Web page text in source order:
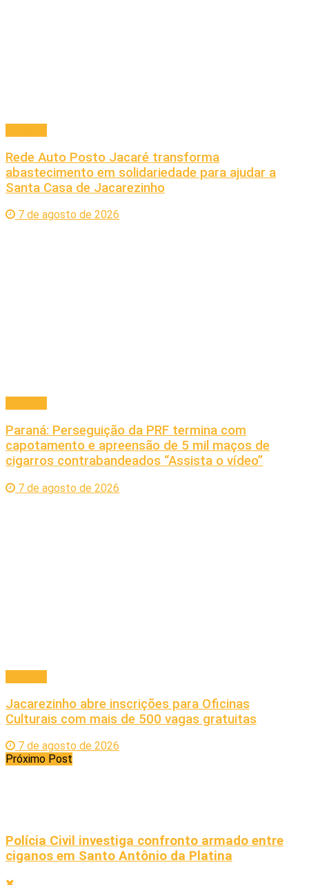
Rede Auto Posto Jacaré transforma
abastecimento em solidariedade para ajudar a
Santa Casa de Jacarezinho
7 de agosto de 2026
Paraná: Perseguição da PRF termina com
capotamento e apreensão de 5 mil maços de
cigarros contrabandeados “Assista o vídeo”
7 de agosto de 2026
Jacarezinho abre inscrições para Oficinas
Culturais com mais de 500 vagas gratuitas
7 de agosto de 2026
Próximo Post
Polícia Civil investiga confronto armado entre
ciganos em Santo Antônio da Platina